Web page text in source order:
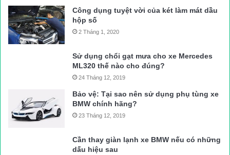
Công dụng tuyệt vời của két làm mát dầu
hộp số
2 Tháng 1, 2020
Sử dụng chổi gạt mưa cho xe Mercedes
ML320 thế nào cho đúng?
24 Tháng 12, 2019
Bảo vệ: Tại sao nên sử dụng phụ tùng xe
BMW chính hãng?
23 Tháng 12, 2019
Cần thay giàn lạnh xe BMW nếu có những
dấu hiệu sau